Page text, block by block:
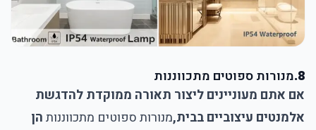
8. מנורות ספוטים מתכווננות
אם אתם מעוניינים ליצור תאורה ממוקדת להדגשת
אלמנטים עיצוביים בבית,מנורות ספוטים מתכווננותהן